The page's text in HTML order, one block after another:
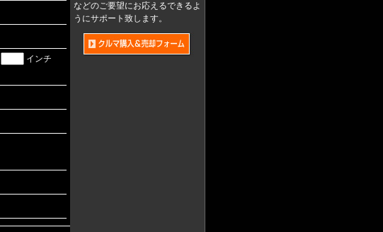
インチ
などのご要望にお応えるできるよ
うにサポート致します。